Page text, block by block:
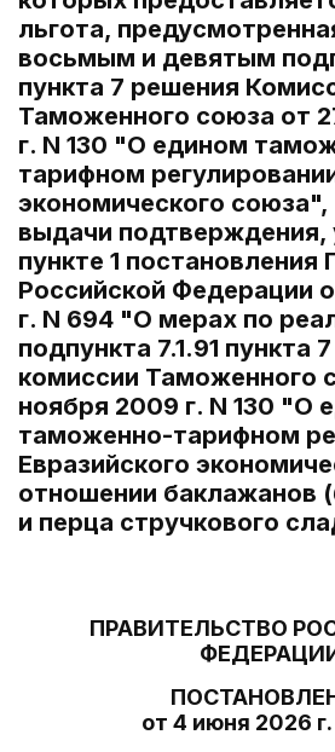
льгота,
восьмым и девятым
пункта 7 решения
Таможенного союза от
г. N 130 "О едином
тарифном
экономического
выдачи подтверждения,
пункте 1 постановления
Российской Федерации
г. N 694 "О мерах по
подпункта 7.1.91 пункта
комиссии Таможенного
ноября 2009 г. N 130 "О
таможенно-тарифном
Евразийского
отношении баклажанов
и перца стручкового
ПРАВИТЕЛЬСТВО
от 4 июня 2026